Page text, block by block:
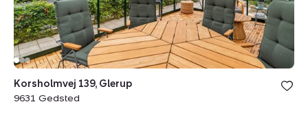
Bolig er
under
Korsholmvej 139, Glerup
9631 Gedsted